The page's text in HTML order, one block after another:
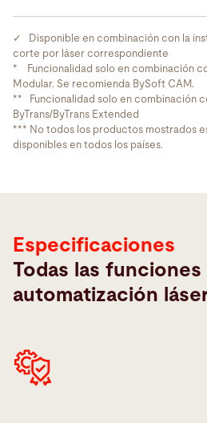
✓ Disponible en combinación con la
corte por láser correspondiente
* Funcionalidad solo en combinación
Modular. Se recomienda BySoft CAM.
** Funcionalidad solo en combinación
ByTrans/ByTrans Extended
*** No todos los productos mostrados
disponibles en todos los países.
Especificaciones
Especificaciones
Todas las funciones
automatización